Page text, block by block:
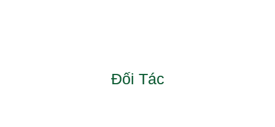
Đối Tác